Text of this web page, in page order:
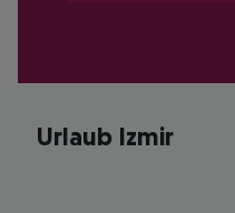
Urlaub Izmir